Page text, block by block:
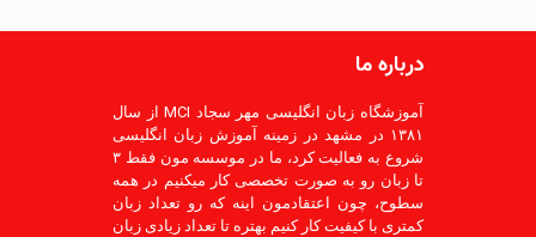
درباره ما
آموزشگاه زبان انگلیسی مهر سجاد MCI از سال
۱۳۸۱ در مشهد در زمینه آموزش زبان انگلیسی
شروع به فعالیت کرد، ما در موسسه مون فقط ۳
تا زبان رو به صورت تخصصی کار میکنیم در همه
سطوح، چون اعتقادمون اینه که رو تعداد زبان
کمتری با کیفیت کار کنیم بهتره تا تعداد زیادی زبان